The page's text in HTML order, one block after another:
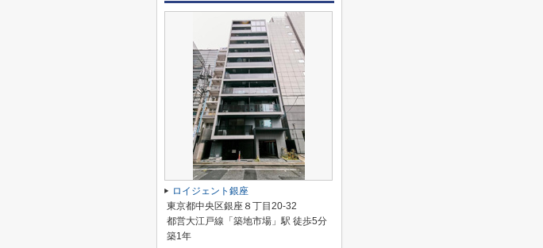
ロイジェント銀座
東京都中央区銀座８丁目20-32
都営大江戸線「築地市場」駅 徒歩5分
築1年